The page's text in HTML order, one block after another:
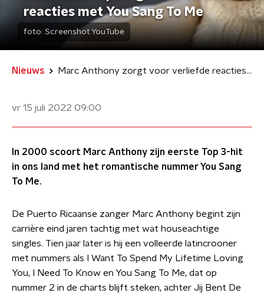
reacties met You Sang To Me
foto: Screenshot YouTube
Nieuws Marc Anthony zorgt voor verliefde reacties met You Sang To Me
vr 15 juli 2022 09:00
In 2000 scoort Marc Anthony zijn eerste Top 3-hit
in ons land met het romantische nummer You Sang
To Me.
De Puerto Ricaanse zanger Marc Anthony begint zijn
carrière eind jaren tachtig met wat houseachtige
singles. Tien jaar later is hij een volleerde latincrooner
met nummers als I Want To Spend My Lifetime Loving
You, I Need To Know en You Sang To Me, dat op
nummer 2 in de charts blijft steken, achter Jij Bent De